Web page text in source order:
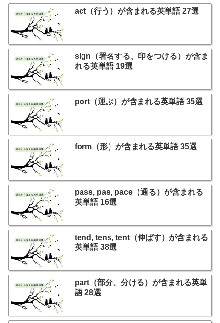
act（行う）が含まれる英単語 27選
sign（署名する、印をつける）が含ま
れる英単語 19選
port（運ぶ）が含まれる英単語 35選
form（形）が含まれる英単語 35選
pass, pas, pace（通る）が含まれる
英単語 16選
tend, tens, tent（伸ばす）が含まれる
英単語 38選
part（部分、分ける）が含まれる英単
語 28選